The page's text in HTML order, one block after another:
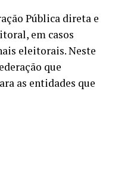
Pública direta e
em casos
eleitorais. Neste
que
as entidades que